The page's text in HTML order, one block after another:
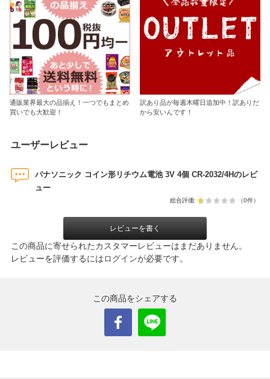
通販業界最大の品揃え！一つでもまとめ
買いでも大歓迎！
訳あり品が毎週木曜日追加中！訳ありだ
から安いんです！
ユーザーレビュー
パナソニック コイン形リチウム電池 3V 4個 CR-2032/4Hのレビ
ュー
総合評価: （0件）
レビューを書く
この商品に寄せられたカスタマーレビューはまだありません。
レビューを評価するにはログインが必要です。
この商品をシェアする